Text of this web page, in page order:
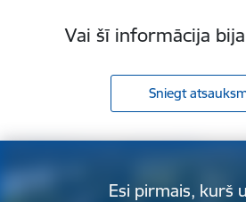
Vai šī informācija
Sniegt
Esi pirmais, kurš